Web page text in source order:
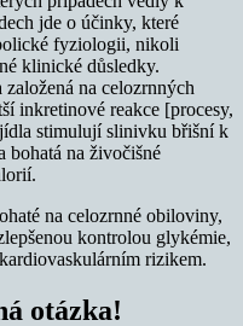
jde o účinky, které
fyziologii, nikoli
klinické důsledky.
na celozrnných
inkretinové reakce [procesy,
stimulují slinivku břišní k
na živočišné
na celozrnné obiloviny,
kontrolou glykémie,
rizikem.
otázka!